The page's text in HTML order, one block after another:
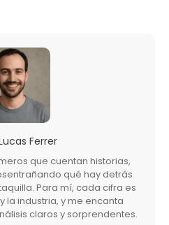
Ferrer
que cuentan historias,
qué hay detrás
Para mí, cada cifra es
la industria, y me encanta
claros y sorprendentes.